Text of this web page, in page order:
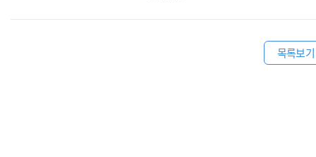
목록보기